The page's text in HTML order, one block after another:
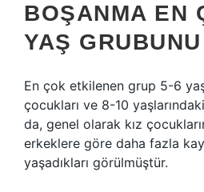
BOŞANMA EN
YAŞ
En çok etkilenen grup 5-6
çocukları ve 8-10
da, genel olarak kız
erkeklere göre daha fazla
yaşadıkları görülmüştür.